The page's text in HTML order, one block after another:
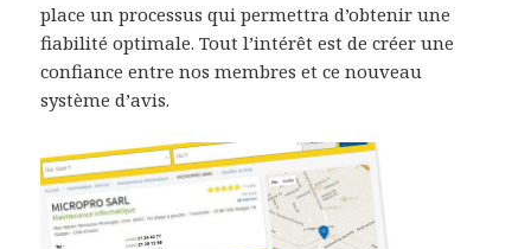
place un processus qui permettra d’obtenir une
fiabilité optimale. Tout l’intérêt est de créer une
confiance entre nos membres et ce nouveau
système d’avis.